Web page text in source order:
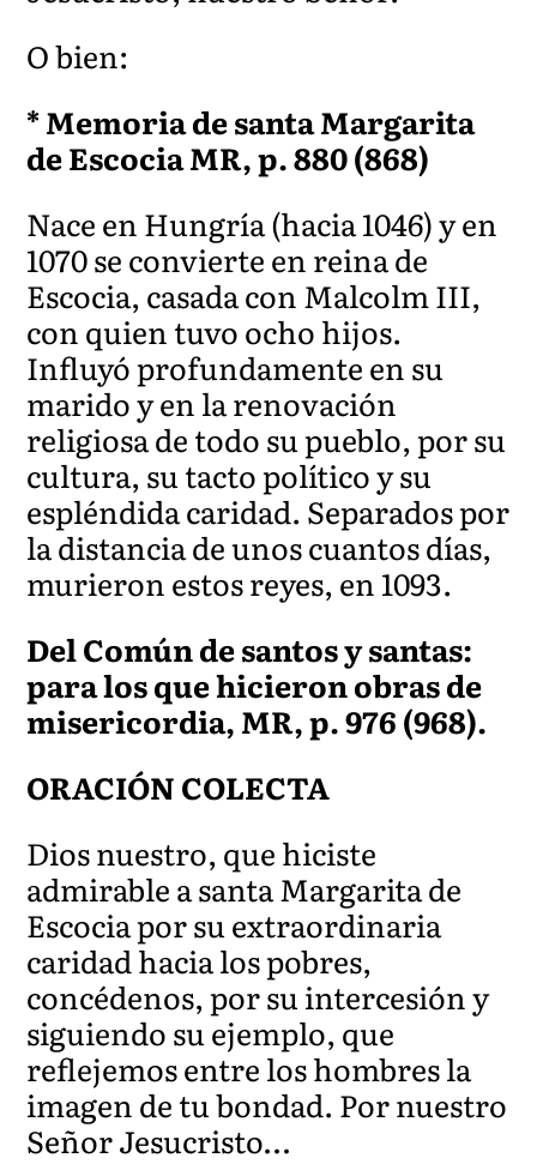
O bien:
* Memoria de santa Margarita
de Escocia MR, p. 880 (868)
Nace en Hungría (hacia 1046) y en
1070 se convierte en reina de
Escocia, casada con Malcolm III,
con quien tuvo ocho hijos.
Influyó profundamente en su
marido y en la renovación
religiosa de todo su pueblo, por su
cultura, su tacto político y su
espléndida caridad. Separados por
la distancia de unos cuantos días,
murieron estos reyes, en 1093.
Del Común de santos y santas:
para los que hicieron obras de
misericordia, MR, p. 976 (968).
ORACIÓN COLECTA
Dios nuestro, que hiciste
admirable a santa Margarita de
Escocia por su extraordinaria
caridad hacia los pobres,
concédenos, por su intercesión y
siguiendo su ejemplo, que
reflejemos entre los hombres la
imagen de tu bondad. Por nuestro
Señor Jesucristo…